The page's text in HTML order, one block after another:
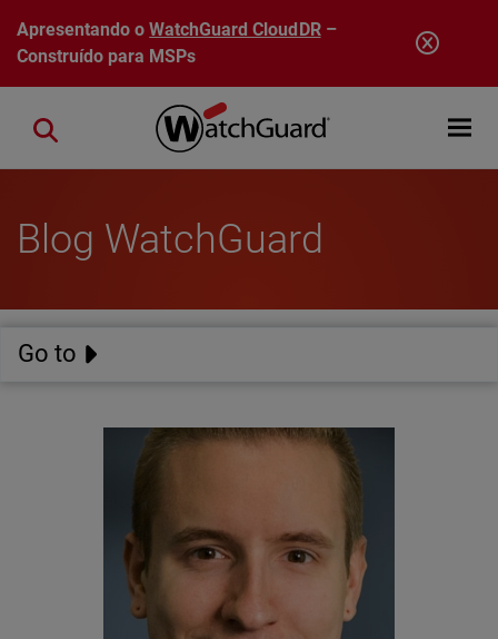
Pular para o conteúdo principal
Apresentando oWatchGuard CloudDR–
Construído para MSPs
Open
Close search
Blog WatchGuard
Go to